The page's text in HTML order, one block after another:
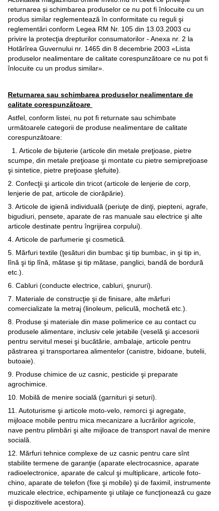
returnarea și schimbarea produselor ce nu pot fi înlocuite cu un
produs similar reglementează în conformitate cu reguli şi
reglementări conform Legea RM Nr. 105 din 13.03.2003 cu
privire la protecţia drepturilor consumatorilor - Anexa nr. 2 la
Hotărîrea Guvernului nr. 1465 din 8 decembrie 2003 «Lista
produselor nealimentare de calitate corespunzătoare ce nu pot fi
înlocuite cu un produs similar».
Returnarea sau schimbarea produselor nealimentare de
calitate corespunzătoare
Astfel, conform listei, nu pot fi returnate sau schimbate
următoarele categorii de produse nealimentare de calitate
corespunzătoare:
1. Articole de bijuterie (articole din metale preţioase, pietre
scumpe, din metale preţioase şi montate cu pietre semipreţioase
şi sintetice, pietre preţioase şlefuite).
2. Confecţii şi articole din tricot (articole de lenjerie de corp,
lenjerie de pat, articole de ciorăpărie).
3. Articole de igienă individuală (periuţe de dinţi, piepteni, agrafe,
bigudiuri, pensete, aparate de ras manuale sau electrice şi alte
articole destinate pentru îngrijirea corpului).
4. Articole de parfumerie şi cosmetică.
5. Mărfuri textile (ţesături din bumbac şi tip bumbac, in şi tip in,
lînă şi tip lînă, mătase şi tip mătase, panglici, bandă de bordură
etc.).
6. Cabluri (conducte electrice, cabluri, şnururi).
7. Materiale de construcţie şi de finisare, alte mărfuri
comercializate la metraj (linoleum, peliculă, mochetă etc.).
8. Produse şi materiale din mase polimerice ce au contact cu
produsele alimentare, inclusiv cele jetabile (veselă şi accesorii
pentru servitul mesei şi bucătărie, ambalaje, articole pentru
păstrarea şi transportarea alimentelor (canistre, bidoane, butelii,
butoaie).
9. Produse chimice de uz casnic, pesticide şi preparate
agrochimice.
10. Mobilă de menire socială (garnituri şi seturi).
11. Autoturisme şi articole moto-velo, remorci şi agregate,
mijloace mobile pentru mica mecanizare a lucrărilor agricole,
nave pentru plimbări şi alte mijloace de transport naval de menire
socială.
12. Mărfuri tehnice complexe de uz casnic pentru care sînt
stabilite termene de garanţie (aparate electrocasnice, aparate
radioelectronice, aparate de calcul şi multiplicare, articole foto-
chino, aparate de telefon (fixe şi mobile) şi de faximil, instrumente
muzicale electrice, echipamente şi utilaje ce funcţionează cu gaze
şi dispozitivele acestora).